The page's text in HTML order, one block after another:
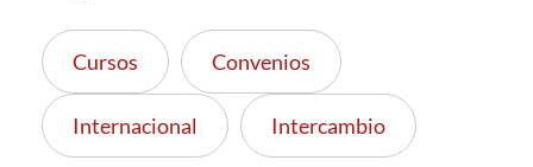
Cursos Convenios
Internacional Intercambio